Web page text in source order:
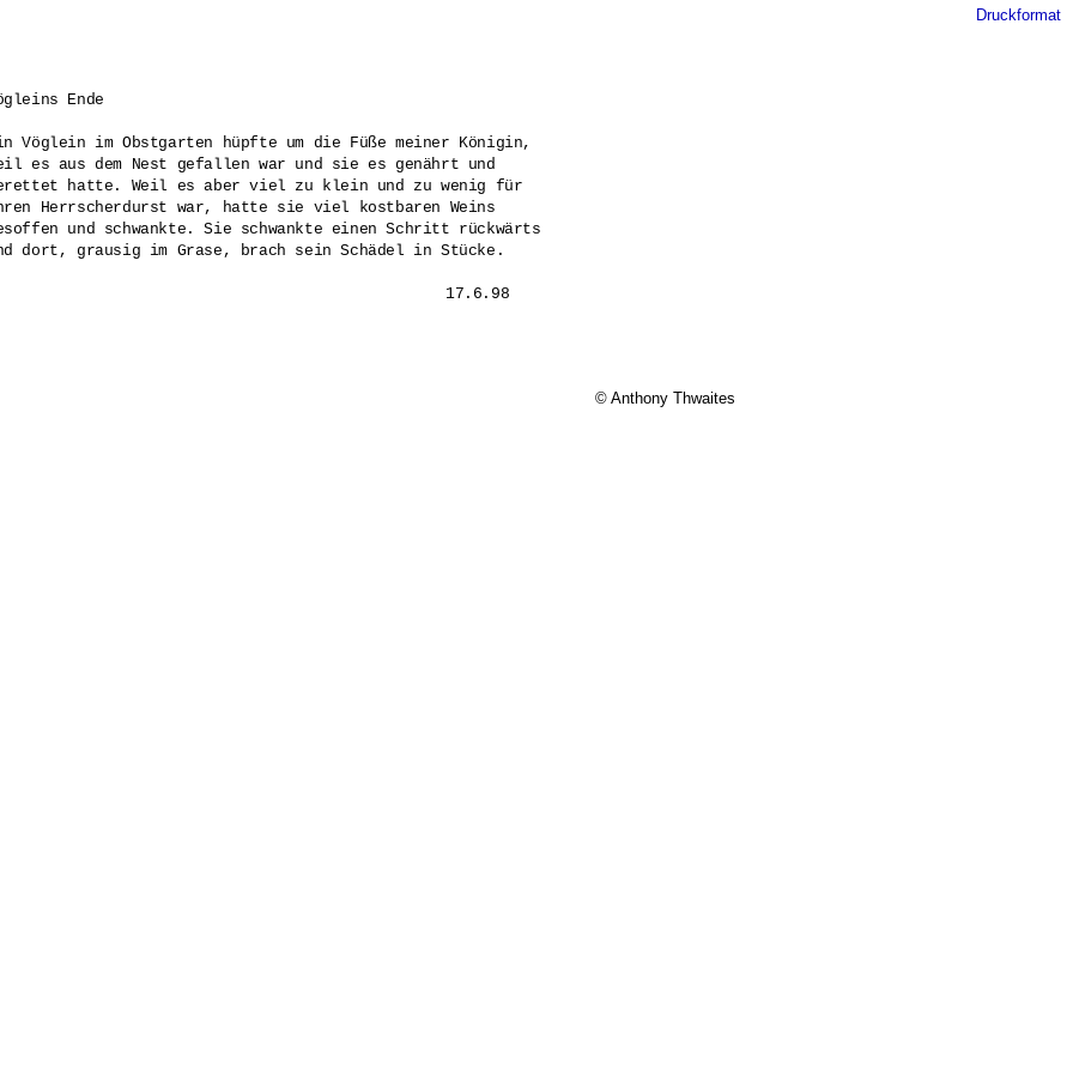
Druckformat
Ende
Vöglein im Obstgarten hüpfte um die Füße meiner Königin,
es aus dem Nest gefallen war und sie es genährt und
hatte. Weil es aber viel zu klein und zu wenig für
Herrscherdurst war, hatte sie viel kostbaren Weins
und schwankte. Sie schwankte einen Schritt rückwärts
dort, grausig im Grase, brach sein Schädel in Stücke.
						17.6.98
© Anthony Thwaites